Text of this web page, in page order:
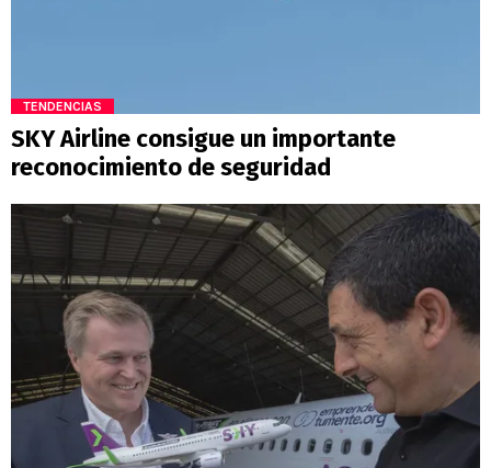
TENDENCIAS
SKY Airline consigue un importante
reconocimiento de seguridad